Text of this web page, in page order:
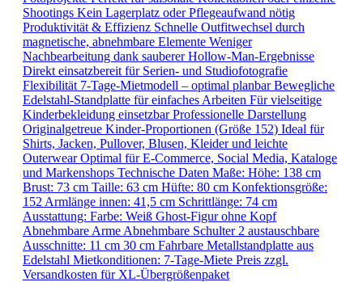
Shootings Kein Lagerplatz oder Pflegeaufwand nötig
Produktivität & Effizienz Schnelle Outfitwechsel durch
magnetische, abnehmbare Elemente Weniger
Nachbearbeitung dank sauberer Hollow-Man-Ergebnisse
Direkt einsatzbereit für Serien- und Studiofotografie
Flexibilität 7-Tage-Mietmodell – optimal planbar Bewegliche
Edelstahl-Standplatte für einfaches Arbeiten Für vielseitige
Kinderbekleidung einsetzbar Professionelle Darstellung
Originalgetreue Kinder-Proportionen (Größe 152) Ideal für
Shirts, Jacken, Pullover, Blusen, Kleider und leichte
Outerwear Optimal für E-Commerce, Social Media, Kataloge
und Markenshops Technische Daten Maße: Höhe: 138 cm
Brust: 73 cm Taille: 63 cm Hüfte: 80 cm Konfektionsgröße:
152 Armlänge innen: 41,5 cm Schrittlänge: 74 cm
Ausstattung: Farbe: Weiß Ghost-Figur ohne Kopf
Abnehmbare Arme Abnehmbare Schulter 2 austauschbare
Ausschnitte: 11 cm 30 cm Fahrbare Metallstandplatte aus
Edelstahl Mietkonditionen: 7-Tage-Miete Preis zzgl.
Versandkosten für XL-Übergrößenpaket